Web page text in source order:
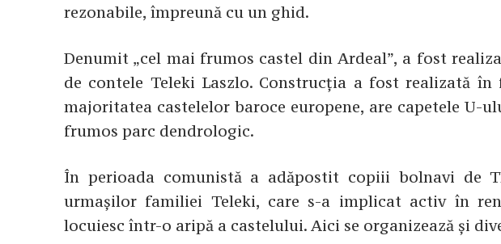
rezonabile, împreună cu un ghid.
Denumit „cel mai frumos castel din Ardeal”, a fost
de contele Teleki Laszlo. Construcția a fost realizată în
majoritatea castelelor baroce europene, are capetele U-
frumos parc dendrologic.
În perioada comunistă a adăpostit copiii bolnavi de
urmașilor familiei Teleki, care s-a implicat activ în
locuiesc într-o aripă a castelului. Aici se organizează și